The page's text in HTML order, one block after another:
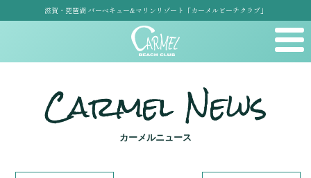
滋賀・琵琶湖 バーベキュー&マリンリゾート「カーメルビーチクラブ」
Carmel News
カーメルニュース